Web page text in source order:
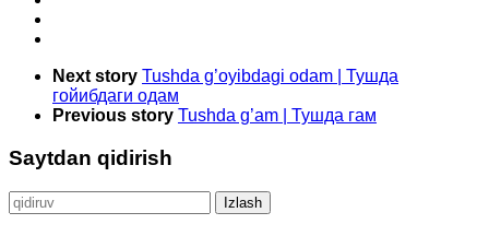
Next story Tushda g’oyibdagi odam | Тушда
гойибдаги одам
Previous story Tushda g’am | Тушда гам
Saytdan qidirish
Qidirshish: